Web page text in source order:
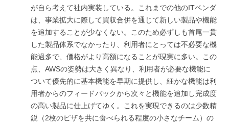
が自ら考えて社内実装している。これまでの他のITベンダ
は、事業拡大に際して買収合併を通じて新しい製品や機能
を追加することが少なくない。このため必ずしも首尾一貫
した製品体系でなかったり、利用者にとっては不必要な機
能過多で、価格がより高額になることが現実に多い。この
点、AWSの姿勢は大きく異なり、利用者が必要な機能に
ついて優先的に基本機能を早期に提供し、細かな機能は利
用者からのフィードバックから次々と機能を追加し完成度
の高い製品に仕上げてゆく。これを実現できるのは少数精
鋭（2枚のピザを共に食べられる程度の小さなチーム）の